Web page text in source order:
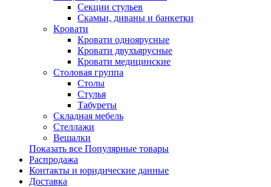
Секции стульев
Скамьи, диваны и банкетки
Кровати
Кровати одноярусные
Кровати двухъярусные
Кровати медицинские
Столовая группа
Столы
Стулья
Табуреты
Складная мебель
Стеллажи
Вешалки
Показать все Популярные товары
Распродажа
Контакты и юридические данные
Доставка